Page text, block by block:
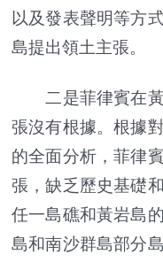
以及發表聲明等方
島提出領土主張。
二是菲律賓在黃
張沒有根據。根據
的全面分析，菲律
張，缺乏歷史基礎
任一島礁和黃岩島
島和南沙群島部分